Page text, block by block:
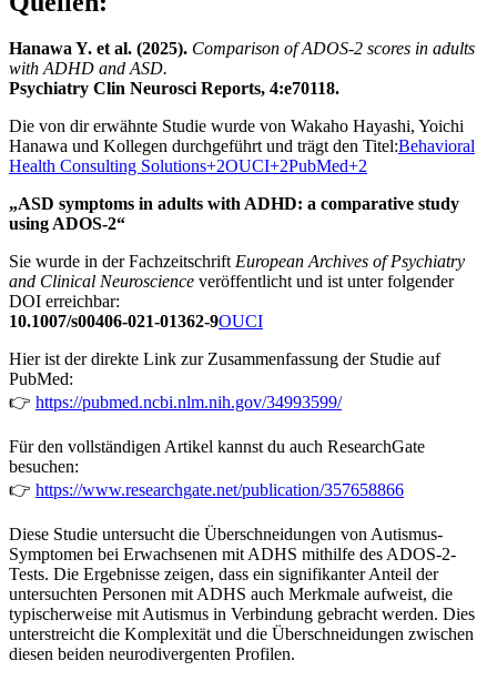
Hanawa Y. et al. (2025). Comparison of ADOS-2 scores in adults
with ADHD and ASD.
Psychiatry Clin Neurosci Reports, 4:e70118.
Die von dir erwähnte Studie wurde von Wakaho Hayashi, Yoichi
Hanawa und Kollegen durchgeführt und trägt den Titel:Behavioral
Health Consulting Solutions+2OUCI+2PubMed+2
„ASD symptoms in adults with ADHD: a comparative study
using ADOS-2“
Sie wurde in der FachzeitschriftEuropean Archives of Psychiatry
and Clinical Neuroscience veröffentlicht und ist unter folgender
DOI erreichbar:
10.1007/s00406-021-01362-9OUCI
Hier ist der direkte Link zur Zusammenfassung der Studie auf
PubMed:
👉 https://pubmed.ncbi.nlm.nih.gov/34993599/
Für den vollständigen Artikel kannst du auch ResearchGate
besuchen:
👉 https://www.researchgate.net/publication/357658866
Diese Studie untersucht die Überschneidungen von Autismus-
Symptomen bei Erwachsenen mit ADHS mithilfe des ADOS-2-
Tests. Die Ergebnisse zeigen, dass ein signifikanter Anteil der
untersuchten Personen mit ADHS auch Merkmale aufweist, die
typischerweise mit Autismus in Verbindung gebracht werden. Dies
unterstreicht die Komplexität und die Überschneidungen zwischen
diesen beiden neurodivergenten Profilen.